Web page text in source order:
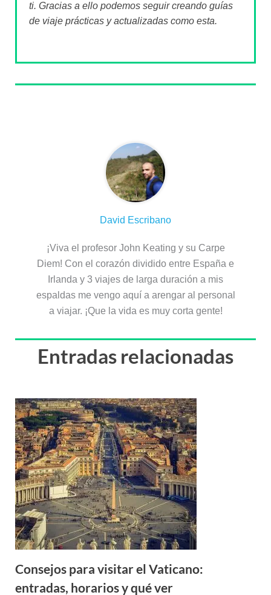
ti. Gracias a ello podemos seguir creando guías
de viaje prácticas y actualizadas como esta.
David Escribano
¡Viva el profesor John Keating y su Carpe
Diem! Con el corazón dividido entre España e
Irlanda y 3 viajes de larga duración a mis
espaldas me vengo aquí a arengar al personal
a viajar. ¡Que la vida es muy corta gente!
Entradas relacionadas
Consejos para visitar el Vaticano:
entradas, horarios y qué ver